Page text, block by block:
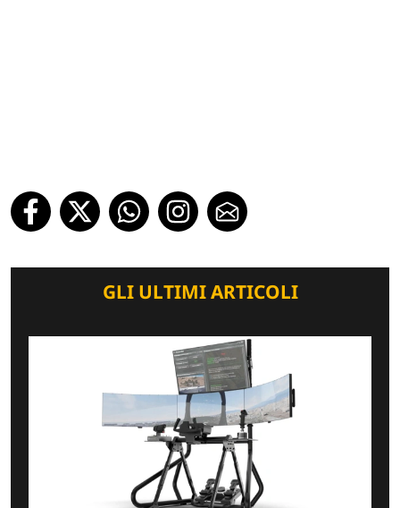
GLI ULTIMI ARTICOLI